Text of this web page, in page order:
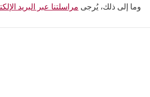
وما إلى ذلك، يُرجى مراسلتنا عبر البريد